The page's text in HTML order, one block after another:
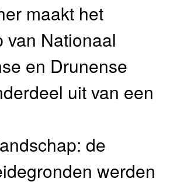
maakt het
van Nationaal
en Drunense
uit van een
de
werden